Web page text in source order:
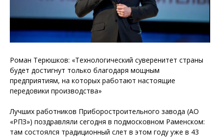
Роман Терюшков: «Технологический суверенитет страны
будет достигнут только благодаря мощным
предприятиям, на которых работают настоящие
передовики производства»
Лучших работников Приборостроительного завода (АО
«РПЗ») поздравляли сегодня в подмосковном Раменском:
там состоялся традиционный слет в этом году уже в 43